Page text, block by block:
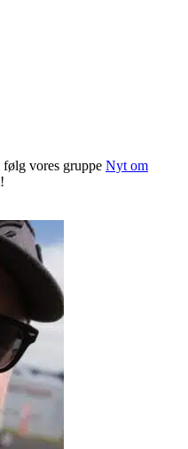
følg vores gruppe Nyt om